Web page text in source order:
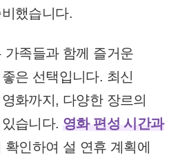
했습니다.
가족들과 함께 즐거운
은 선택입니다. 최신
화까지, 다양한 장르의
습니다. 영화 편성 시간과
확인하여 설 연휴 계획에